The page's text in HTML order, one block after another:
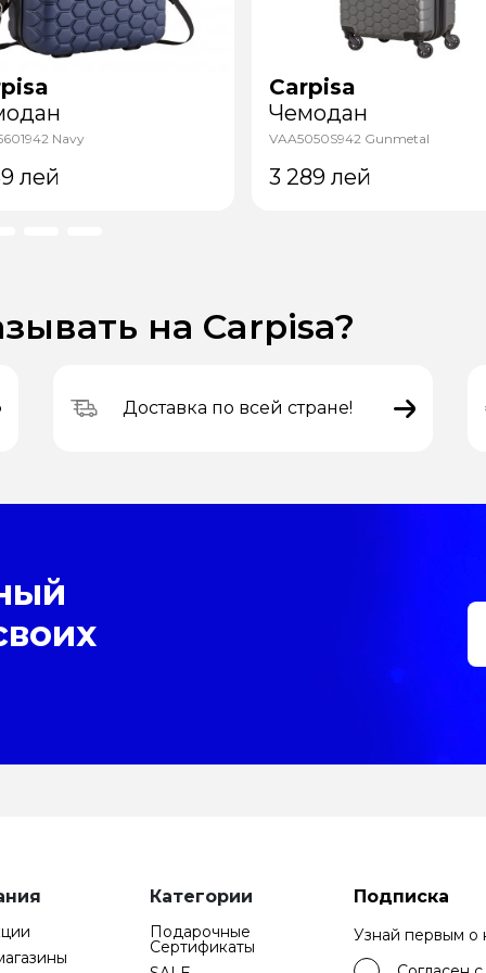
Navy
лей
Carpisa
Чемодан
VAA5050S942 Gunmetal
3 289 лей
на Carpisa?
Доставка по всей стране!
Категории
Подарочные
Cертификаты
Подписка
Узнай первым о